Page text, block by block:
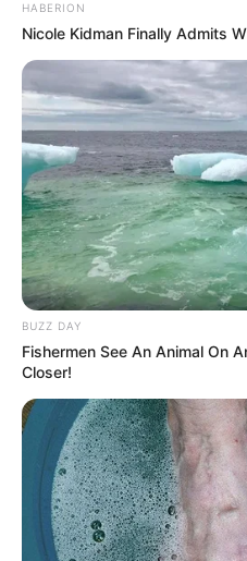
HABERION
Nicole Kidman Finally Admits
BUZZ DAY
Fishermen See An Animal On
Closer!